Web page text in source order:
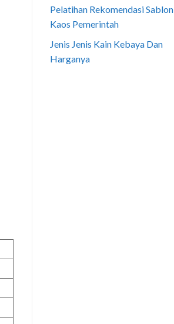
Pelatihan Rekomendasi Sablon
Kaos Pemerintah
Jenis Jenis Kain Kebaya Dan
Harganya